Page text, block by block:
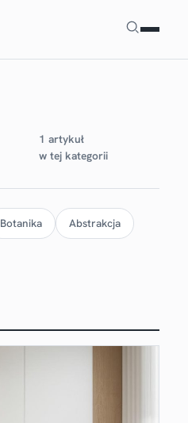
Szukaj
1 artykuł
w tej kategorii
Botanika Abstrakcja